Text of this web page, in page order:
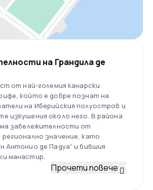
на Грандила де
от най-големия канарски
който е добре познат на
на Иберийския полуостров и
изкушения около него. В района
забележителности от
значение, като
Антонио де Падуа“ и бившия
манастир.
Прочети повече